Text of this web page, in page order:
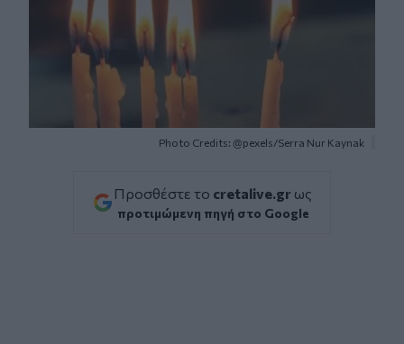
Photo Credits: @pexels/Serra Nur Kaynak
Προσθέστε το cretalive.gr ως
προτιμώμενη πηγή στο Google